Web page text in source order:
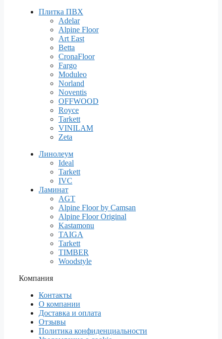
Плитка ПВХ
Adelar
Alpine Floor
Art East
Betta
CronaFloor
Fargo
Moduleo
Norland
Noventis
OFFWOOD
Royce
Tarkett
VINILAM
Zeta
Линолеум
Ideal
Tarkett
IVC
Ламинат
AGT
Alpine Floor by Camsan
Alpine Floor Original
Kastamonu
TAIGA
Tarkett
TIMBER
Woodstyle
Компания
Контакты
О компании
Доставка и оплата
Отзывы
Политика конфиденциальности